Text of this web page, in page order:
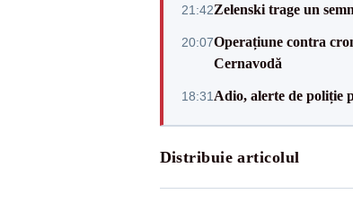
21:42Zelenski trage un
20:07Operațiune contra
Cernavodă
18:31 Adio, alerte de poliție
Distribuie articolul